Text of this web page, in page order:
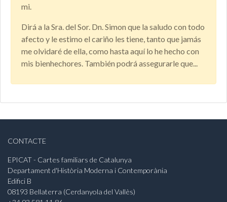
mi.
Dirá a la Sra. del Sor. Dn. Simon que la saludo con todo
afecto y le estimo el cariño les tiene, tanto que jamás
me olvidaré de ella, como hasta aquí lo he hecho con
mis bienhechores. También podrá assegurarle que...
CONTACTE
EPICAT - Cartes familiars de Catalunya
Departament d'Història Moderna i Contemporània
Edifici B
08193 Bellaterra (Cerdanyola del Vallès)